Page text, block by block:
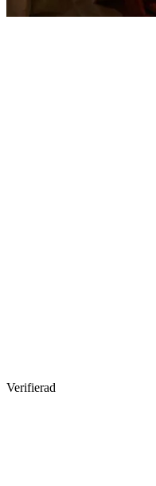
Verifierad